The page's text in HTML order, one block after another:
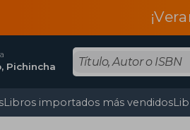
Pichincha
Libros importados más vendidos